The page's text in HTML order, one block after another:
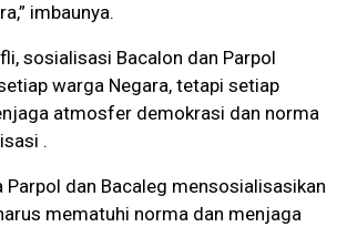
imbaunya.
sosialisasi Bacalon dan Parpol
warga Negara, tetapi setiap
atmosfer demokrasi dan norma
.
Parpol dan Bacaleg mensosialisasikan
mematuhi norma dan menjaga